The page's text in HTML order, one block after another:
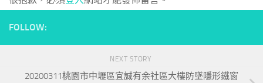
FOLLOW:
NEXT STORY
20200311桃園市中壢區宜誠有余社區大樓防墜隱形鐵窗